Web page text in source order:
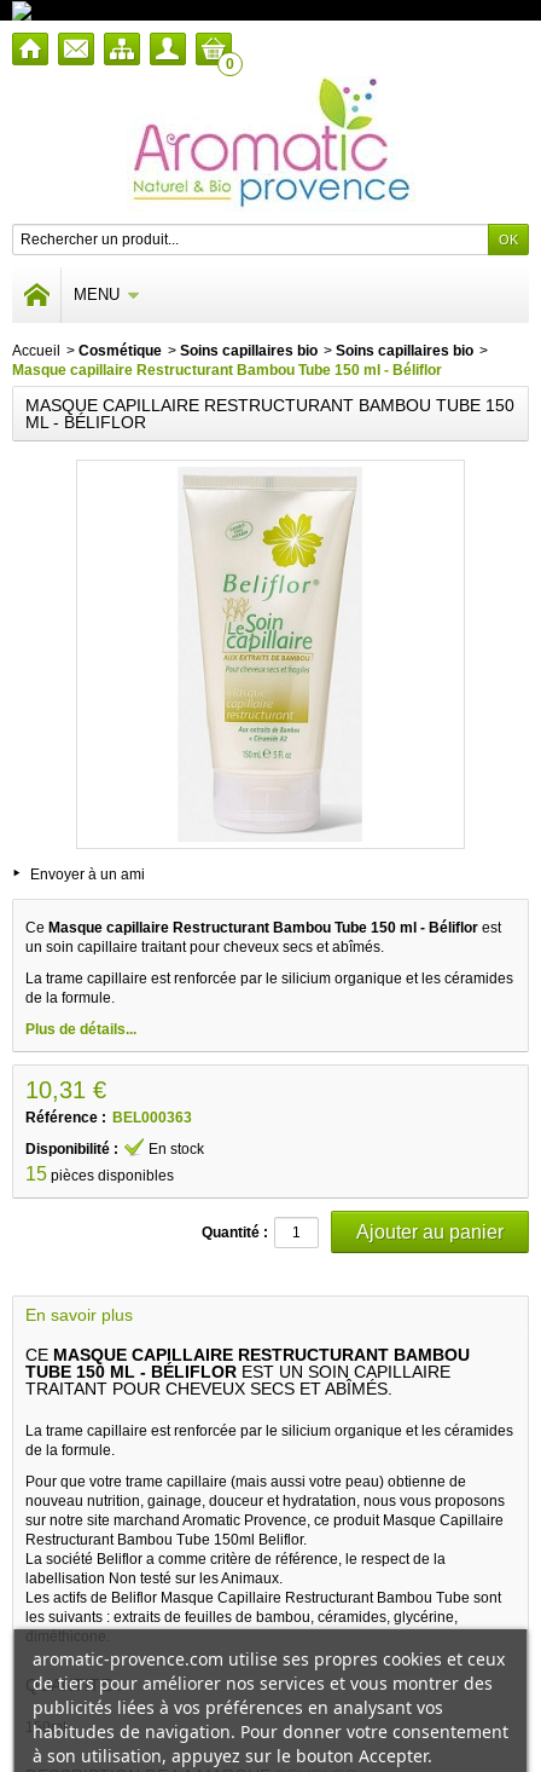
0
MENU
Accueil > Cosmétique > Soins capillaires bio > Soins capillaires bio >
Masque capillaire Restructurant Bambou Tube 150 ml - Béliflor
MASQUE CAPILLAIRE RESTRUCTURANT BAMBOU TUBE 150
ML - BÉLIFLOR
Envoyer à un ami
Ce Masque capillaire Restructurant Bambou Tube 150 ml - Béliflor est
un soin capillaire traitant pour cheveux secs et abîmés.
La trame capillaire est renforcée par le silicium organique et les céramides
de la formule.
Plus de détails...
10,31 €
Référence : BEL000363
Disponibilité :
En stock
15 pièces disponibles
Quantité :
En savoir plus
CE MASQUE CAPILLAIRE RESTRUCTURANT BAMBOU
TUBE 150 ML - BÉLIFLOR EST UN SOIN CAPILLAIRE
TRAITANT POUR CHEVEUX SECS ET ABÎMÉS.
La trame capillaire est renforcée par le silicium organique et les céramides
de la formule.
Pour que votre trame capillaire (mais aussi votre peau) obtienne de
nouveau nutrition, gainage, douceur et hydratation, nous vous proposons
sur notre site marchand Aromatic Provence, ce produit Masque Capillaire
Restructurant Bambou Tube 150ml Beliflor.
La société Beliflor a comme critère de référence, le respect de la
labellisation Non testé sur les Animaux.
Les actifs de Beliflor Masque Capillaire Restructurant Bambou Tube sont
les suivants : extraits de feuilles de bambou, céramides, glycérine,
diméthicone.
QUANTITE :
150ml
aromatic-provence.com utilise ses propres cookies et ceux
de tiers pour améliorer nos services et vous montrer des
publicités liées à vos préférences en analysant vos
habitudes de navigation. Pour donner votre consentement
à son utilisation, appuyez sur le bouton Accepter.